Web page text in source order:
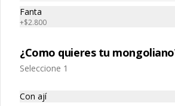
Conócenos
Fanta
+$2.800
¿Como quieres tu
Seleccione 1
Con ají